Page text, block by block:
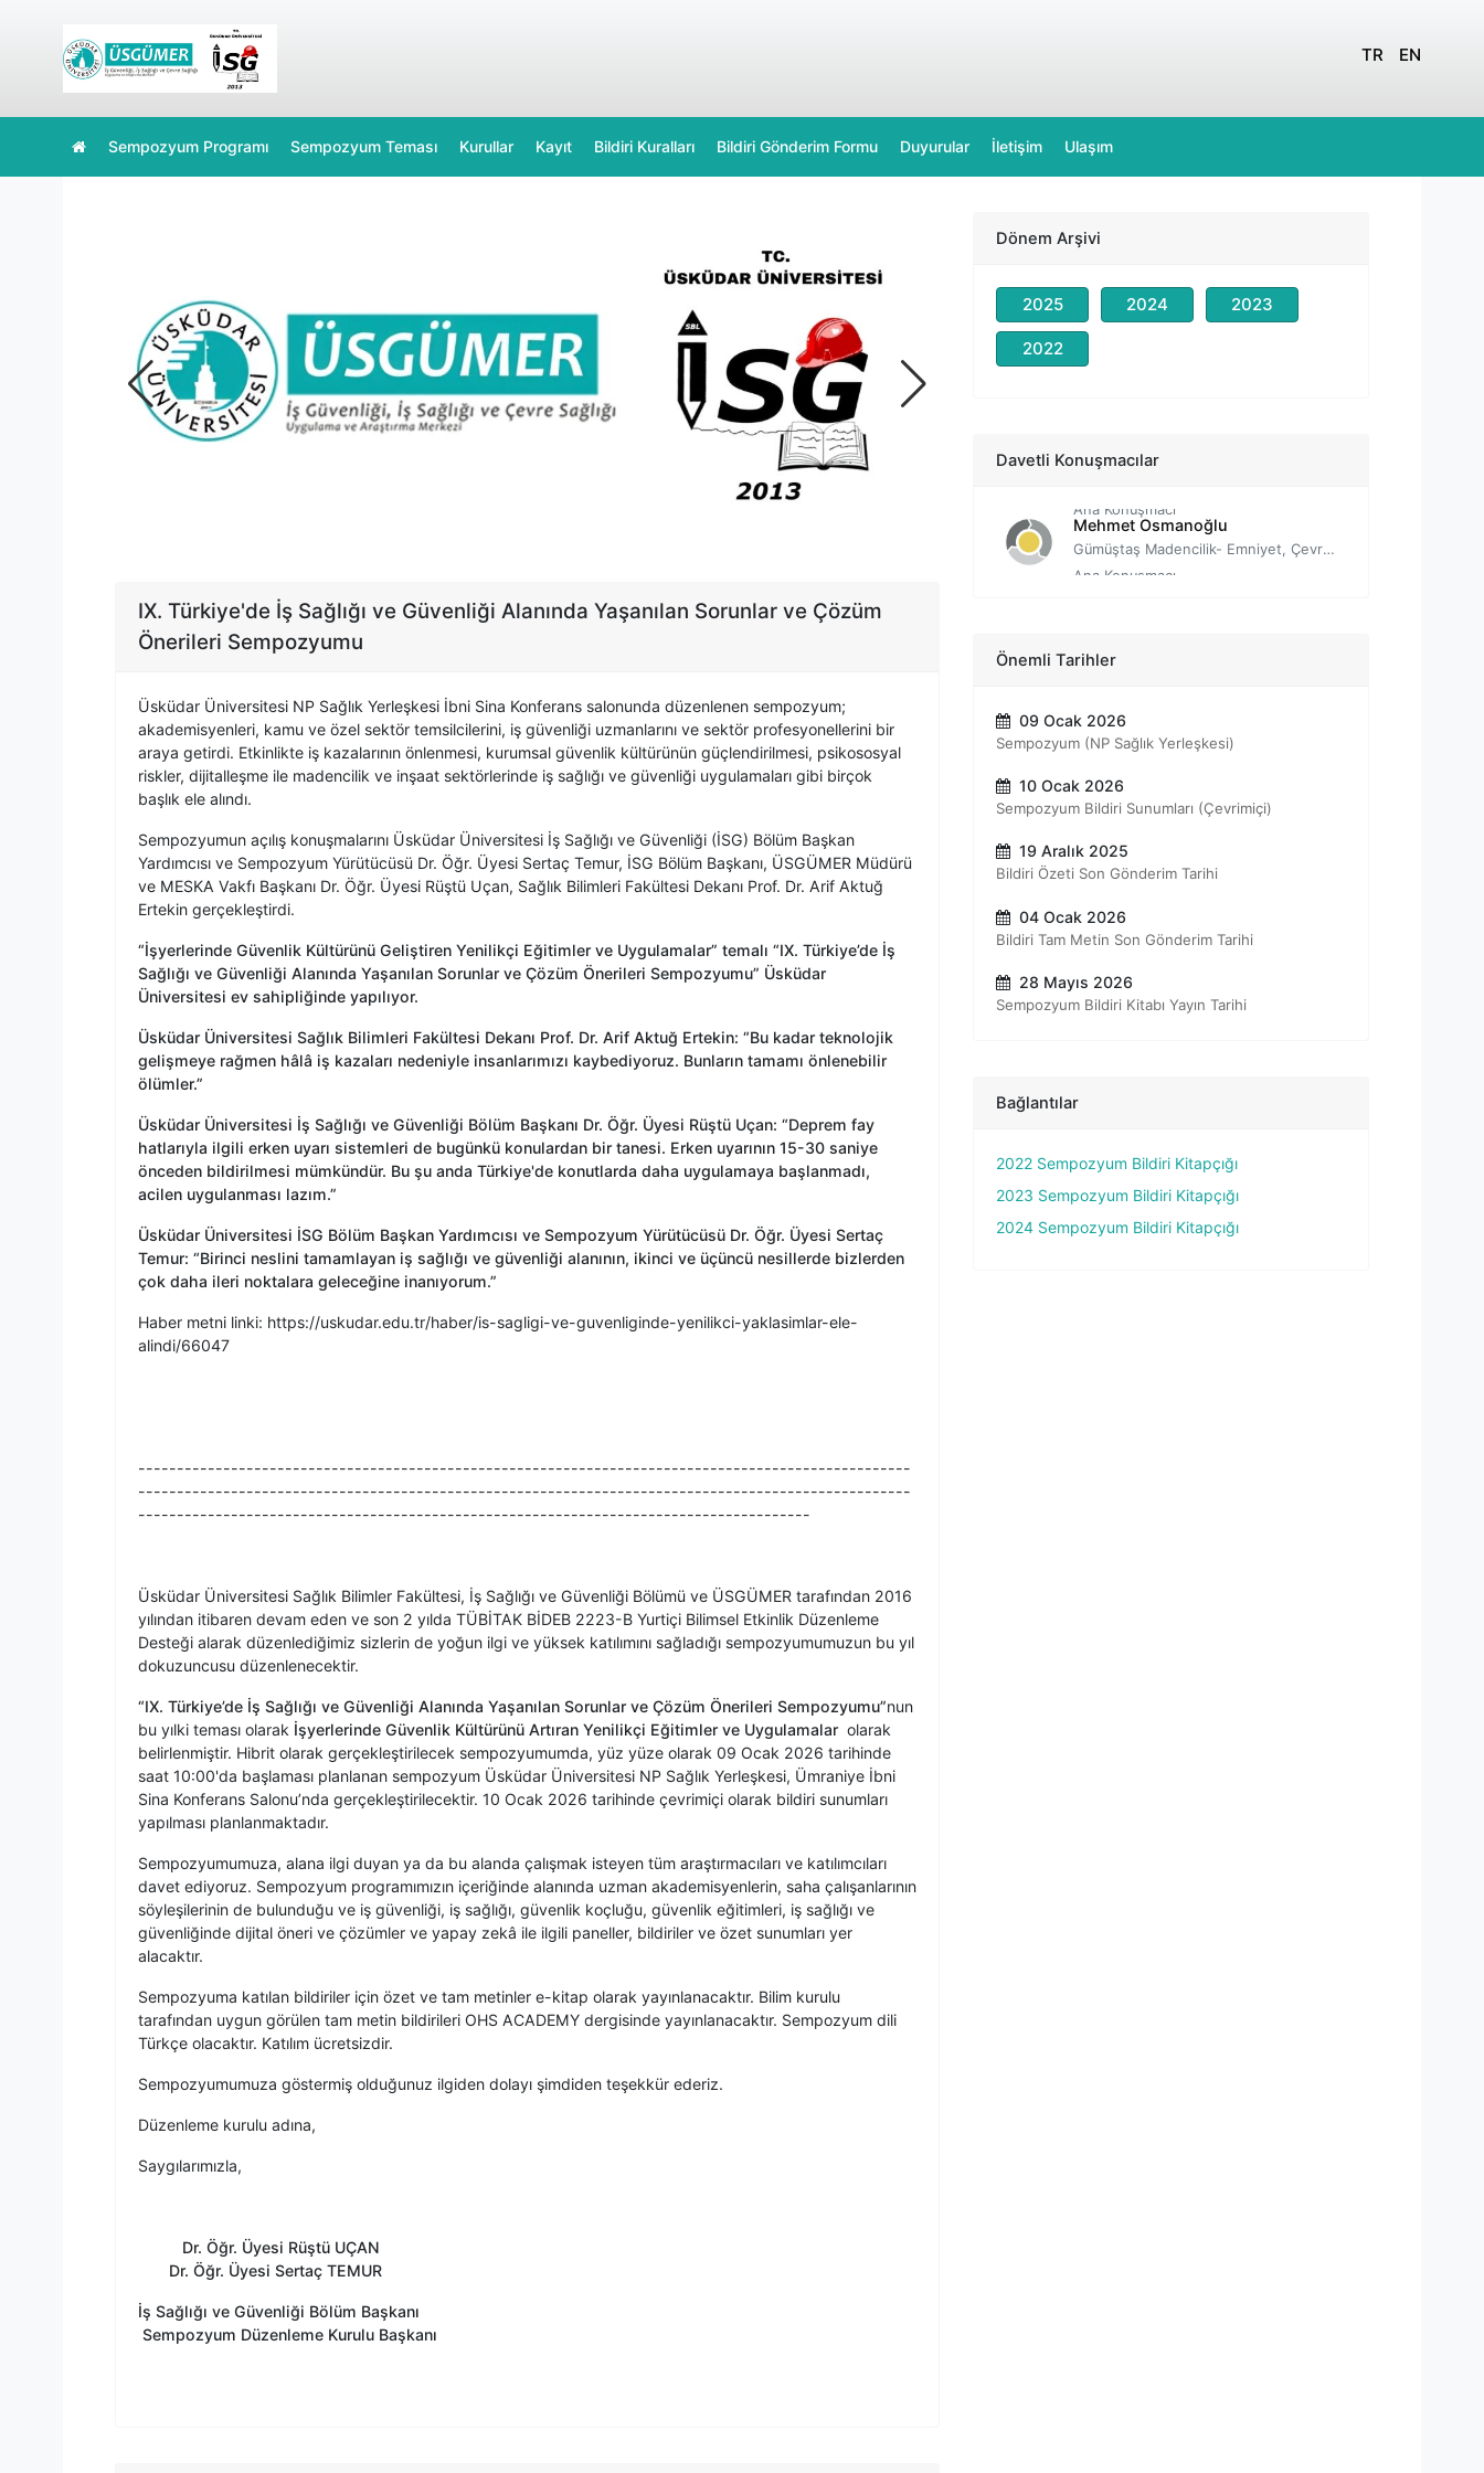
TR EN
Sempozyum Programı Sempozyum Teması Kurullar Kayıt Bildiri Kuralları Bildiri Gönderim Formu Duyurular İletişim Ulaşım
IX. Türkiye'de İş Sağlığı ve Güvenliği Alanında Yaşanılan Sorunlar ve Çözüm
Önerileri Sempozyumu
Üsküdar Üniversitesi NP Sağlık Yerleşkesi İbni Sina Konferans salonunda düzenlenen sempozyum;
akademisyenleri, kamu ve özel sektör temsilcilerini, iş güvenliği uzmanlarını ve sektör profesyonellerini bir
araya getirdi. Etkinlikte iş kazalarının önlenmesi, kurumsal güvenlik kültürünün güçlendirilmesi, psikososyal
riskler, dijitalleşme ile madencilik ve inşaat sektörlerinde iş sağlığı ve güvenliği uygulamaları gibi birçok
başlık ele alındı.
Sempozyumun açılış konuşmalarını Üsküdar Üniversitesi İş Sağlığı ve Güvenliği (İSG) Bölüm Başkan
Yardımcısı ve Sempozyum Yürütücüsü Dr. Öğr. Üyesi Sertaç Temur, İSG Bölüm Başkanı, ÜSGÜMER Müdürü
ve MESKA Vakfı Başkanı Dr. Öğr. Üyesi Rüştü Uçan, Sağlık Bilimleri Fakültesi Dekanı Prof. Dr. Arif Aktuğ
Ertekin gerçekleştirdi.
“İşyerlerinde Güvenlik Kültürünü Geliştiren Yenilikçi Eğitimler ve Uygulamalar” temalı “IX. Türkiye’de İş
Sağlığı ve Güvenliği Alanında Yaşanılan Sorunlar ve Çözüm Önerileri Sempozyumu” Üsküdar
Üniversitesi ev sahipliğinde yapılıyor.
Üsküdar Üniversitesi Sağlık Bilimleri Fakültesi Dekanı Prof. Dr. Arif Aktuğ Ertekin: “Bu kadar teknolojik
gelişmeye rağmen hâlâ iş kazaları nedeniyle insanlarımızı kaybediyoruz. Bunların tamamı önlenebilir
ölümler.”
Üsküdar Üniversitesi İş Sağlığı ve Güvenliği Bölüm Başkanı Dr. Öğr. Üyesi Rüştü Uçan: “Deprem fay
hatlarıyla ilgili erken uyarı sistemleri de bugünkü konulardan bir tanesi. Erken uyarının 15-30 saniye
önceden bildirilmesi mümkündür. Bu şu anda Türkiye'de konutlarda daha uygulamaya başlanmadı,
acilen uygulanması lazım.”
Üsküdar Üniversitesi İSG Bölüm Başkan Yardımcısı ve Sempozyum Yürütücüsü Dr. Öğr. Üyesi Sertaç
Temur: “Birinci neslini tamamlayan iş sağlığı ve güvenliği alanının, ikinci ve üçüncü nesillerde bizlerden
çok daha ileri noktalara geleceğine inanıyorum.”
Haber metni linki: https://uskudar.edu.tr/haber/is-sagligi-ve-guvenliginde-yenilikci-yaklasimlar-ele-
alindi/66047
----------------------------------------------------------------------------------------------------
----------------------------------------------------------------------------------------------------
---------------------------------------------------------------------------------------
Üsküdar Üniversitesi Sağlık Bilimler Fakültesi, İş Sağlığı ve Güvenliği Bölümü ve ÜSGÜMER tarafından 2016
yılından itibaren devam eden ve son 2 yılda TÜBİTAK BİDEB 2223-B Yurtiçi Bilimsel Etkinlik Düzenleme
Desteği alarak düzenlediğimiz sizlerin de yoğun ilgi ve yüksek katılımını sağladığı sempozyumumuzun bu yıl
dokuzuncusu düzenlenecektir.
“IX. Türkiye’de İş Sağlığı ve Güvenliği Alanında Yaşanılan Sorunlar ve Çözüm Önerileri Sempozyumu”nun
bu yılki teması olarak İşyerlerinde Güvenlik Kültürünü Artıran Yenilikçi Eğitimler ve Uygulamalar olarak
belirlenmiştir. Hibrit olarak gerçekleştirilecek sempozyumumda, yüz yüze olarak 09 Ocak 2026 tarihinde
saat 10:00'da başlaması planlanan sempozyum Üsküdar Üniversitesi NP Sağlık Yerleşkesi, Ümraniye İbni
Sina Konferans Salonu’nda gerçekleştirilecektir. 10 Ocak 2026 tarihinde çevrimiçi olarak bildiri sunumları
yapılması planlanmaktadır.
Sempozyumumuza, alana ilgi duyan ya da bu alanda çalışmak isteyen tüm araştırmacıları ve katılımcıları
davet ediyoruz. Sempozyum programımızın içeriğinde alanında uzman akademisyenlerin, saha çalışanlarının
söyleşilerinin de bulunduğu ve iş güvenliği, iş sağlığı, güvenlik koçluğu, güvenlik eğitimleri, iş sağlığı ve
güvenliğinde dijital öneri ve çözümler ve yapay zekâ ile ilgili paneller, bildiriler ve özet sunumları yer
alacaktır.
Sempozyuma katılan bildiriler için özet ve tam metinler e-kitap olarak yayınlanacaktır. Bilim kurulu
tarafından uygun görülen tam metin bildirileri OHS ACADEMY dergisinde yayınlanacaktır. Sempozyum dili
Türkçe olacaktır. Katılım ücretsizdir.
Sempozyumumuza göstermiş olduğunuz ilgiden dolayı şimdiden teşekkür ederiz.
Düzenleme kurulu adına,
Saygılarımızla,
Dr. Öğr. Üyesi Rüştü UÇAN
Dr. Öğr. Üyesi Sertaç TEMUR
İş Sağlığı ve Güvenliği Bölüm Başkanı
Sempozyum Düzenleme Kurulu Başkanı
Dönem Arşivi
2025 2024 2023
2022
Davetli Konuşmacılar
Meksut Alev
Ana Konuşmacı
Mehmet Osmanoğlu
Gümüştaş Madencilik- Emniyet, Çevre, Sağlık Müdürü
Ana Konuşmacı
Osman Tüzer
Yasin Öztürk
Başmühendis
Önemli Tarihler
09 Ocak 2026
Sempozyum (NP Sağlık Yerleşkesi)
10 Ocak 2026
Sempozyum Bildiri Sunumları (Çevrimiçi)
19 Aralık 2025
Bildiri Özeti Son Gönderim Tarihi
04 Ocak 2026
Bildiri Tam Metin Son Gönderim Tarihi
28 Mayıs 2026
Sempozyum Bildiri Kitabı Yayın Tarihi
Bağlantılar
2022 Sempozyum Bildiri Kitapçığı
2023 Sempozyum Bildiri Kitapçığı
2024 Sempozyum Bildiri Kitapçığı